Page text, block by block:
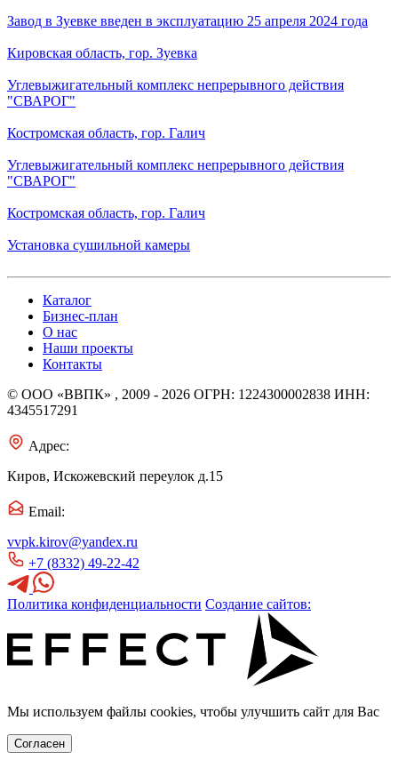
Завод в Зуевке введен в эксплуатацию 25 апреля 2024 года
Кировская область, гор. Зуевка
Углевыжигательный комплекс непрерывного действия
"СВАРОГ"
Костромская область, гор. Галич
Углевыжигательный комплекс непрерывного действия
"СВАРОГ"
Костромская область, гор. Галич
Установка сушильной камеры
Каталог
Бизнес-план
О нас
Наши проекты
Контакты
© ООО «ВВПК» , 2009 - 2026 ОГРН: 1224300002838 ИНН:
4345517291
Адрес:
Киров, Искожевский переулок д.15
Email:
vvpk.kirov@yandex.ru
+7 (8332) 49-22-42
Политика конфиденциальности Создание сайтов:
Мы используем файлы cookies, чтобы улучшить сайт для Вас
Согласен